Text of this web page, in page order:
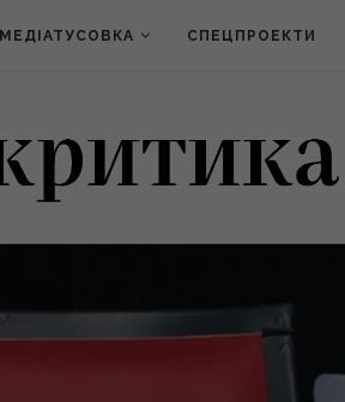
МЕДІАТУСОВКА СПЕЦПРОЕКТИ